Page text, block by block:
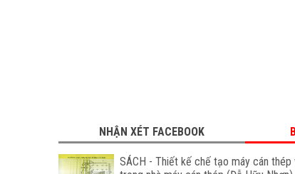
NHẬN XÉT FACEBOOK
SÁCH - Thiết kế chế tạo máy cán